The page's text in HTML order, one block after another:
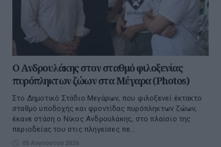
Ο Ανδρουλάκης στον σταθμό φιλοξενίας
πυρόπληκτων ζώων στα Μέγαρα (Photos)
Στο Δημοτικό Στάδιο Μεγάρων, που φιλοξενεί έκτακτο
σταθμό υποδοχής και φροντίδας πυρόπληκτων ζώων,
έκανε στάση ο Νίκος Ανδρουλάκης, στο πλαίσιο της
περιοδείας του στις πληγείσες πε...
05 Αυγούστου 2026